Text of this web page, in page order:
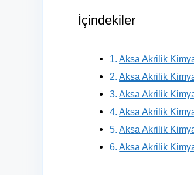
İçindekiler
Aksa Akrilik
Aksa Akrilik
Aksa Akrilik
Aksa Akrilik
Aksa Akrilik
Aksa Akrilik